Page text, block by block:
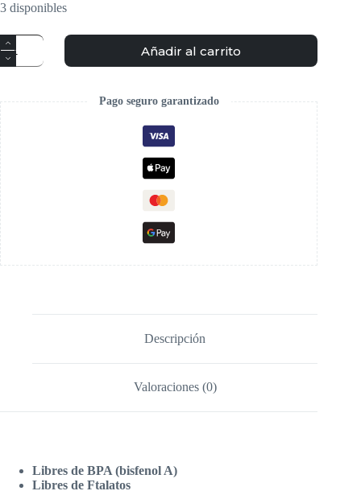
3 disponibles
Pato
de
Goma
Añadir al carrito
Pago seguro garantizado
Descripción
Valoraciones (0)
Libres de BPA (bisfenol A)
Libres de Ftalatos